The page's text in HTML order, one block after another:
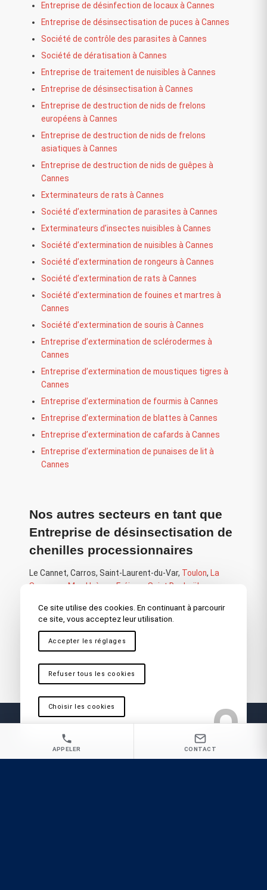
Entreprise de désinfection de locaux à Cannes
Entreprise de désinsectisation de puces à Cannes
Société de contrôle des parasites à Cannes
Société de dératisation à Cannes
Entreprise de traitement de nuisibles à Cannes
Entreprise de désinsectisation à Cannes
Entreprise de destruction de nids de frelons
européens à Cannes
Entreprise de destruction de nids de frelons
asiatiques à Cannes
Entreprise de destruction de nids de guêpes à
Cannes
Exterminateurs de rats à Cannes
Société d’extermination de parasites à Cannes
Exterminateurs d’insectes nuisibles à Cannes
Société d’extermination de nuisibles à Cannes
Société d’extermination de rongeurs à Cannes
Société d’extermination de rats à Cannes
Société d’extermination de fouines et martres à
Cannes
Société d’extermination de souris à Cannes
Entreprise d’extermination de sclérodermes à
Cannes
Entreprise d’extermination de moustiques tigres à
Cannes
Entreprise d’extermination de fourmis à Cannes
Entreprise d’extermination de blattes à Cannes
Entreprise d’extermination de cafards à Cannes
Entreprise d’extermination de punaises de lit à
Cannes
Nos autres secteurs en tant que
Entreprise de désinsectisation de
chenilles processionnaires
Le Cannet, Carros, Saint-Laurent-du-Var, Toulon, La
Seyne sur Mer,Hyères,Fréjus – Saint Raphaël,
Saint Maximin,Ollioules,Carnoules,Marseille,
Martigues
La Ciotat
Aix en Provence
Ce site utilise des cookies. En continuant à parcourir
ce site, vous acceptez leur utilisation.
Accepter les réglages
Refuser tous les cookies
Choisir les cookies
APPELER CONTACT